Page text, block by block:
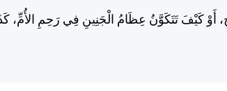
أَوْ كَيْفَ تَتَكَوَّنُ عِظَامُ الْجَنِينِ فِي رَحِمِ الأُمِّ،